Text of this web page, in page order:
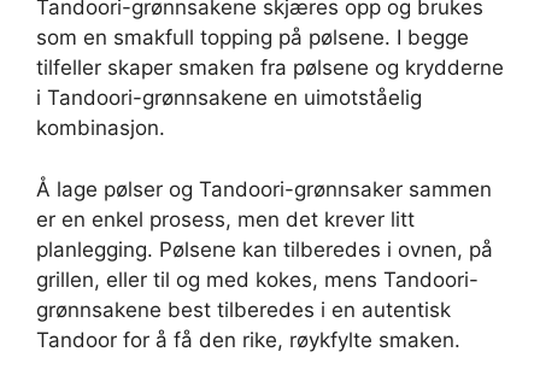
Tandoori-grønnsakene skjæres opp og brukes
som en smakfull topping på pølsene. I begge
tilfeller skaper smaken fra pølsene og krydderne
i Tandoori-grønnsakene en uimotståelig
kombinasjon.
Å lage pølser og Tandoori-grønnsaker sammen
er en enkel prosess, men det krever litt
planlegging. Pølsene kan tilberedes i ovnen, på
grillen, eller til og med kokes, mens Tandoori-
grønnsakene best tilberedes i en autentisk
Tandoor for å få den rike, røykfylte smaken.